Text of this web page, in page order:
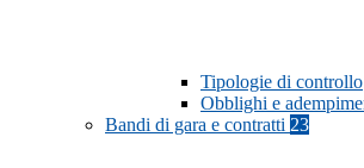
Tipologie di controllo
Obblighi e
Bandi di gara e contratti 23